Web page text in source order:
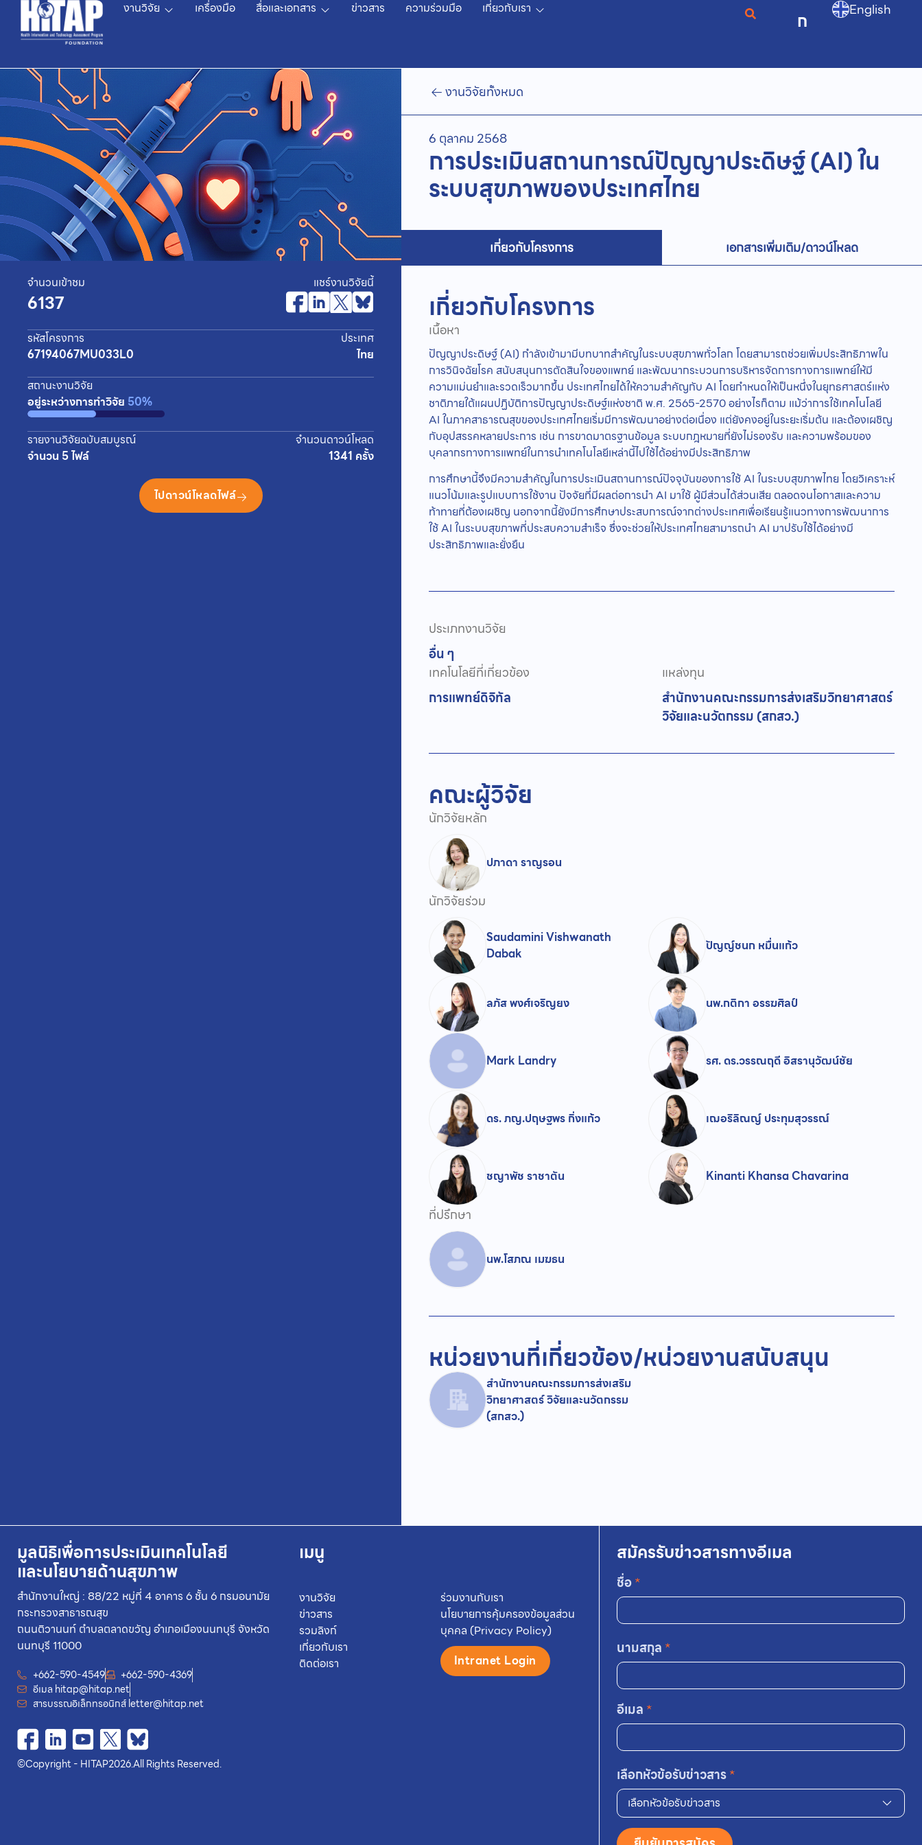
งานวิจัย เครื่องมือ สื่อและเอกสาร ข่าวสาร ความร่วมมือ เกี่ยวกับเรา
ก English
จำนวนเข้าชม
6137
แชร์งานวิจัยนี้
รหัสโครงการ
67194067MU033L0
ประเทศ
ไทย
สถานะงานวิจัย
อยู่ระหว่างการทำวิจัย 50%
รายงานวิจัยฉบับสมบูรณ์
จำนวน 5 ไฟล์
จำนวนดาวน์โหลด
1341 ครั้ง
ไปดาวน์โหลดไฟล์
งานวิจัยทั้งหมด
6 ตุลาคม 2568
การประเมินสถานการณ์ปัญญาประดิษฐ์ (AI) ใน
ระบบสุขภาพของประเทศไทย
เกี่ยวกับโครงการ เอกสารเพิ่มเติม/ดาวน์โหลด
เกี่ยวกับโครงการ
เนื้อหา
ปัญญาประดิษฐ์ (AI) กำลังเข้ามามีบทบาทสำคัญในระบบสุขภาพทั่วโลก โดยสามารถช่วยเพิ่มประสิทธิภาพใน
การวินิจฉัยโรค สนับสนุนการตัดสินใจของแพทย์ และพัฒนากระบวนการบริหารจัดการทางการแพทย์ให้มี
ความแม่นยำและรวดเร็วมากขึ้น ประเทศไทยได้ให้ความสำคัญกับ AI โดยกำหนดให้เป็นหนึ่งในยุทธศาสตร์แห่ง
ชาติภายใต้แผนปฏิบัติการปัญญาประดิษฐ์แห่งชาติ พ.ศ. 2565-2570 อย่างไรก็ตาม แม้ว่าการใช้เทคโนโลยี
AI ในภาคสาธารณสุขของประเทศไทยเริ่มมีการพัฒนาอย่างต่อเนื่อง แต่ยังคงอยู่ในระยะเริ่มต้น และต้องเผชิญ
กับอุปสรรคหลายประการ เช่น การขาดมาตรฐานข้อมูล ระบบกฎหมายที่ยังไม่รองรับ และความพร้อมของ
บุคลากรทางการแพทย์ในการนำเทคโนโลยีเหล่านี้ไปใช้ได้อย่างมีประสิทธิภาพ
การศึกษานี้จึงมีความสำคัญในการประเมินสถานการณ์ปัจจุบันของการใช้ AI ในระบบสุขภาพไทย โดยวิเคราะห์
แนวโน้มและรูปแบบการใช้งาน ปัจจัยที่มีผลต่อการนำ AI มาใช้ ผู้มีส่วนได้ส่วนเสีย ตลอดจนโอกาสและความ
ท้าทายที่ต้องเผชิญ นอกจากนี้ยังมีการศึกษาประสบการณ์จากต่างประเทศเพื่อเรียนรู้แนวทางการพัฒนาการ
ใช้ AI ในระบบสุขภาพที่ประสบความสำเร็จ ซึ่งจะช่วยให้ประเทศไทยสามารถนำ AI มาปรับใช้ได้อย่างมี
ประสิทธิภาพและยั่งยืน
ประเภทงานวิจัย
อื่น ๆ
เทคโนโลยีที่เกี่ยวข้อง
การแพทย์ดิจิทัล
แหล่งทุน
สำนักงานคณะกรรมการส่งเสริมวิทยาศาสตร์
วิจัยและนวัตกรรม (สกสว.)
คณะผู้วิจัย
นักวิจัยหลัก
ปภาดา ราญรอน
นักวิจัยร่วม
Saudamini Vishwanath
Dabak
ปัญญ์ชนก หมื่นแก้ว
ลภัส พงศ์เจริญยง นพ.กติกา อรรฆศิลป์
Mark Landry รศ. ดร.วรรณฤดี อิสรานุวัฒน์ชัย
ดร. ภญ.ปฤษฐพร กิ่งแก้ว เฌอริลิณญ์ ประทุมสุวรรณ์
ชญาพัช ราชาตัน Kinanti Khansa Chavarina
ที่ปรึกษา
นพ.โสภณ เมฆธน
หน่วยงานที่เกี่ยวข้อง/หน่วยงานสนับสนุน
สำนักงานคณะกรรมการส่งเสริม
วิทยาศาสตร์ วิจัยและนวัตกรรม
(สกสว.)
มูลนิธิเพื่อการประเมินเทคโนโลยี
และนโยบายด้านสุขภาพ
สำนักงานใหญ่ : 88/22 หมู่ที่ 4 อาคาร 6 ชั้น 6 กรมอนามัย
กระทรวงสาธารณสุข
ถนนติวานนท์ ตำบลตลาดขวัญ อำเภอเมืองนนทบุรี จังหวัด
นนทบุรี 11000
+662-590-4549
+662-590-4369
อีเมล hitap@hitap.net
สารบรรณอิเล็กทรอนิกส์letter@hitap.net
©Copyright - HITAP2026.All Rights Reserved.
เมนู
งานวิจัย
ข่าวสาร
รวมลิงก์
เกี่ยวกับเรา
ติดต่อเรา
ร่วมงานกับเรา
นโยบายการคุ้มครองข้อมูลส่วน
บุคคล (Privacy Policy)
Intranet Login
สมัครรับข่าวสารทางอีเมล
ชื่อ*
นามสกุล *
อีเมล *
เลือกหัวข้อรับข่าวสาร*
เลือกหัวข้อรับข่าวสาร